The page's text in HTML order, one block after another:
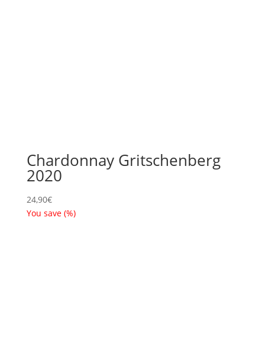
Chardonnay Gritschenberg
2020
24,90€
You save (%)